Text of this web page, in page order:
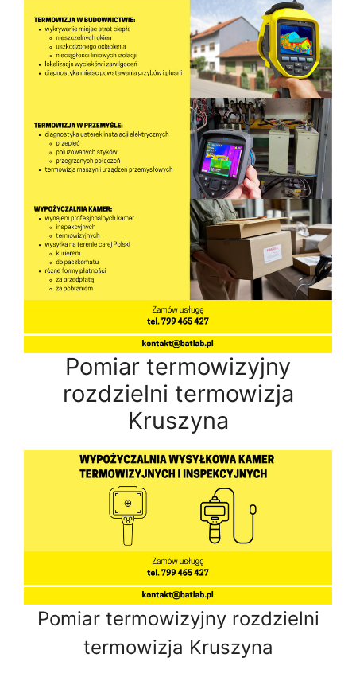
Pomiar termowizyjny
rozdzielni termowizja
Kruszyna
Pomiar termowizyjny rozdzielni
termowizja Kruszyna